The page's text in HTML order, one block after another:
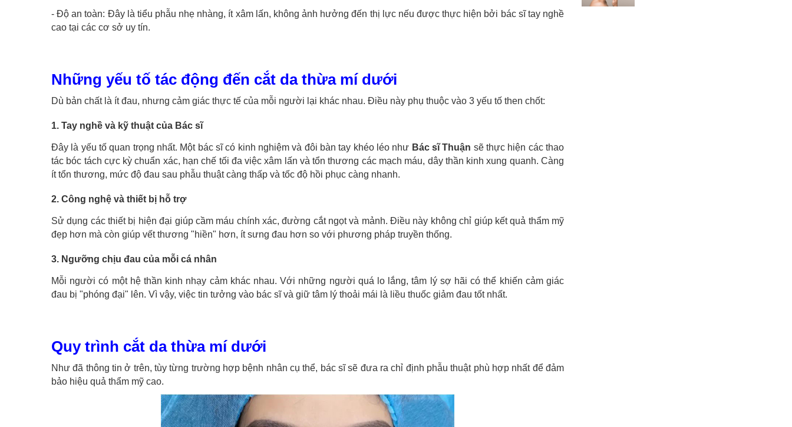
- Độ an toàn: Đây là tiểu phẫu nhẹ nhàng, ít xâm lấn, không ảnh hưởng đến thị lực nếu được thực hiện bởi bác sĩ tay nghề
cao tại các cơ sở uy tín.
Những yếu tố tác động đến cắt da thừa mí dưới
Dù bản chất là ít đau, nhưng cảm giác thực tế của mỗi người lại khác nhau. Điều này phụ thuộc vào 3 yếu tố then chốt:
1. Tay nghề và kỹ thuật của Bác sĩ
Đây là yếu tố quan trọng nhất. Một bác sĩ có kinh nghiệm và đôi bàn tay khéo léo như Bác sĩ Thuận sẽ thực hiện các thao
tác bóc tách cực kỳ chuẩn xác, hạn chế tối đa việc xâm lấn và tổn thương các mạch máu, dây thần kinh xung quanh. Càng
ít tổn thương, mức độ đau sau phẫu thuật càng thấp và tốc độ hồi phục càng nhanh.
2. Công nghệ và thiết bị hỗ trợ
Sử dụng các thiết bị hiện đại giúp cầm máu chính xác, đường cắt ngọt và mảnh. Điều này không chỉ giúp kết quả thẩm mỹ
đẹp hơn mà còn giúp vết thương "hiền" hơn, ít sưng đau hơn so với phương pháp truyền thống.
3. Ngưỡng chịu đau của mỗi cá nhân
Mỗi người có một hệ thần kinh nhạy cảm khác nhau. Với những người quá lo lắng, tâm lý sợ hãi có thể khiến cảm giác
đau bị "phóng đại" lên. Vì vậy, việc tin tưởng vào bác sĩ và giữ tâm lý thoải mái là liều thuốc giảm đau tốt nhất.
Quy trình cắt da thừa mí dưới
Như đã thông tin ở trên, tùy từng trường hợp bệnh nhân cụ thể, bác sĩ sẽ đưa ra chỉ định phẫu thuật phù hợp nhất để đảm
bảo hiệu quả thẩm mỹ cao.